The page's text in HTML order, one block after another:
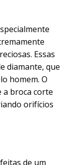
Essas
diamante, que
homem. O
a broca corte
orifícios
de um